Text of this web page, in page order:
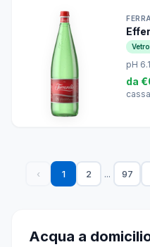
pH 6.1
da
‹ 1 2 ... 97
Acqua a